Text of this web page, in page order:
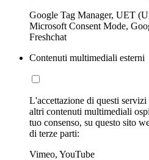
Google Tag Manager, UET
Microsoft Consent Mode,
Freshchat
Contenuti multimediali esterni
L'accettazione di questi
altri contenuti multimediali
tuo consenso, su questo sito
di terze parti:
Vimeo, YouTube